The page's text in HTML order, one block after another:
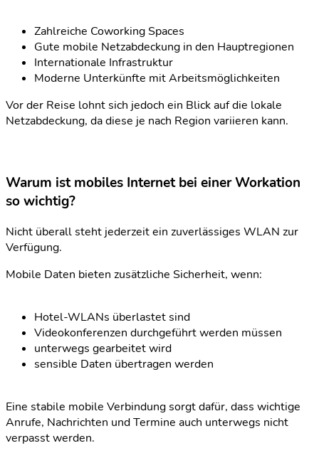
Zahlreiche Coworking Spaces
Gute mobile Netzabdeckung in den Hauptregionen
Internationale Infrastruktur
Moderne Unterkünfte mit Arbeitsmöglichkeiten
Vor der Reise lohnt sich jedoch ein Blick auf die lokale
Netzabdeckung, da diese je nach Region variieren kann.
Warum ist mobiles Internet bei einer Workation
so wichtig?
Nicht überall steht jederzeit ein zuverlässiges WLAN zur
Verfügung.
Mobile Daten bieten zusätzliche Sicherheit, wenn:
Hotel-WLANs überlastet sind
Videokonferenzen durchgeführt werden müssen
unterwegs gearbeitet wird
sensible Daten übertragen werden
Eine stabile mobile Verbindung sorgt dafür, dass wichtige
Anrufe, Nachrichten und Termine auch unterwegs nicht
verpasst werden.